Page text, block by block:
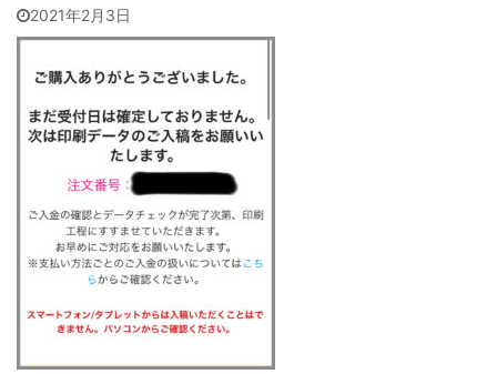
2021年2月3日